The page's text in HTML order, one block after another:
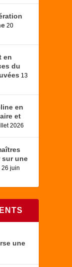
20
en
du
13
en
et
2026
une
26 juin
une